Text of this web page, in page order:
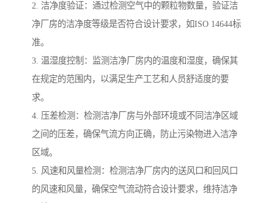
2. 洁净度验证：通过检测空气中的颗粒物数量，验证洁
净厂房的洁净度等级是否符合设计要求，如ISO 14644标
准。
3. 温湿度控制：监测洁净厂房内的温度和湿度，确保其
在规定的范围内，以满足生产工艺和人员舒适度的要
求。
4. 压差检测：检测洁净厂房与外部环境或不同洁净区域
之间的压差，确保气流方向正确，防止污染物进入洁净
区域。
5. 风速和风量检测：检测洁净厂房内的送风口和回风口
的风速和风量，确保空气流动符合设计要求，维持洁净